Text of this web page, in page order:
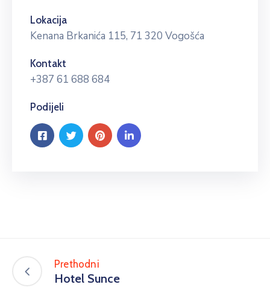
Lokacija
Kenana Brkanića 115, 71 320 Vogošća
Kontakt
+387 61 688 684
Podijeli
Prethodni
Hotel Sunce